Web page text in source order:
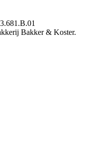
Bakker & Koster.